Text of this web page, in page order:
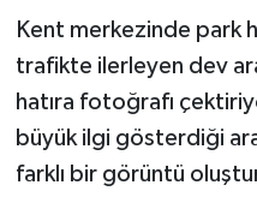
Kent merkezinde park
trafikte ilerleyen dev
hatıra fotoğrafı
büyük ilgi gösterdiği
farklı bir görüntü